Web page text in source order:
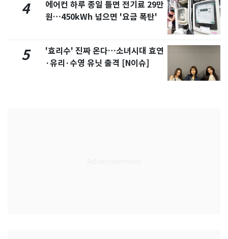
4
에어컨 하루 종일 틀면 전기료 29만
원…450kWh 넘으면 '요금 폭탄'
5
'효리수' 진짜 온다…소녀시대 효연
·유리·수영 유닛 출격 [N이슈]